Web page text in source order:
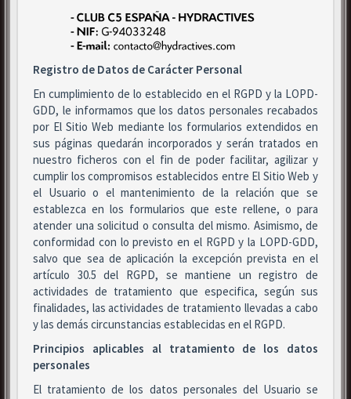
Registro de Datos de Carácter Personal
En cumplimiento de lo establecido en el RGPD y la LOPD-
GDD, le informamos que los datos personales recabados
por El Sitio Web mediante los formularios extendidos en
sus páginas quedarán incorporados y serán tratados en
nuestro ficheros con el fin de poder facilitar, agilizar y
cumplir los compromisos establecidos entre El Sitio Web y
el Usuario o el mantenimiento de la relación que se
establezca en los formularios que este rellene, o para
atender una solicitud o consulta del mismo. Asimismo, de
conformidad con lo previsto en el RGPD y la LOPD-GDD,
salvo que sea de aplicación la excepción prevista en el
artículo 30.5 del RGPD, se mantiene un registro de
actividades de tratamiento que especifica, según sus
finalidades, las actividades de tratamiento llevadas a cabo
y las demás circunstancias establecidas en el RGPD.
Principios aplicables al tratamiento de los datos
personales
El tratamiento de los datos personales del Usuario se